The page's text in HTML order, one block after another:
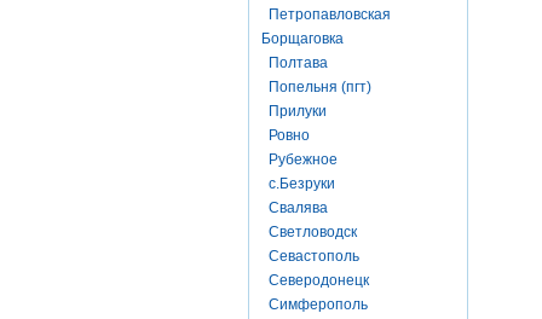
Петропавловская
Борщаговка
Полтава
Попельня (пгт)
Прилуки
Ровно
Рубежное
с.Безруки
Свалява
Светловодск
Севастополь
Северодонецк
Симферополь